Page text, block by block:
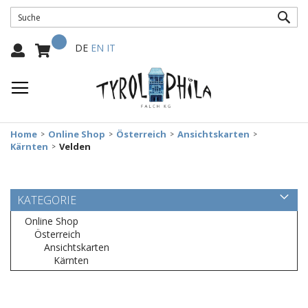
Mein Warenkorb
Select
DE EN IT
Home Online Shop Österreich
Ansichtskarten
Kärnten
Velden
KATEGORIE
Online Shop
Österreich
Ansichtskarten
Kärnten